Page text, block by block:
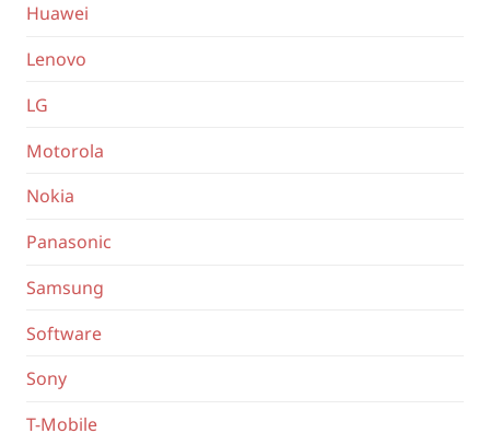
Huawei
Lenovo
LG
Motorola
Nokia
Panasonic
Samsung
Software
Sony
T-Mobile